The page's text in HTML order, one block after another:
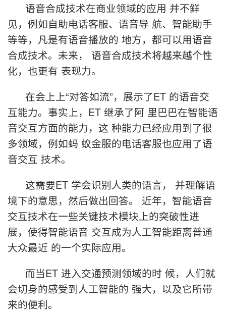
语音合成技术在商业领域的应用 并不鲜
见，例如自助电话客服、语音导 航、智能助手
等等，凡是有语音播放的 地方，都可以用语音
合成技术。未来， 语音合成技术将越来越个性
化，也更有 表现力。
在会上上“对答如流”，展示了ET 的语音交
互能力。事实上，ET 继承了阿 里巴巴在智能语
音交互方面的能力，这 种能力已经应用到了很
多领域，例如蚂 蚁金服的电话客服也应用了语
音交互 技术。
这需要ET 学会识别人类的语言， 并理解语
境下的意思，然后做出回答。 近年，智能语音
交互技术在一些关键技术模块上的突破性进
展，使得智能语音 交互成为人工智能距离普通
大众最近 的一个实际应用。
而当ET 进入交通预测领域的时 候，人们就
会切身的感受到人工智能的 强大，以及它所带
来的便利。